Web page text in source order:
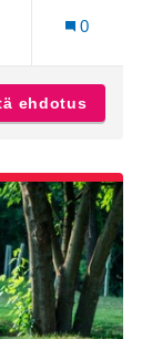
0
ehdotus